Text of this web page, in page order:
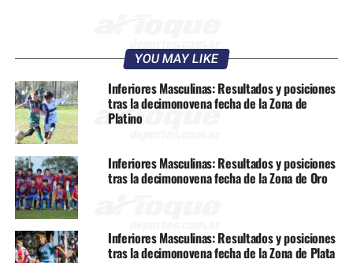
YOU MAY LIKE
Inferiores Masculinas: Resultados y posiciones
tras la decimonovena fecha de la Zona de
Platino
Inferiores Masculinas: Resultados y posiciones
tras la decimonovena fecha de la Zona de Oro
Inferiores Masculinas: Resultados y posiciones
tras la decimonovena fecha de la Zona de Plata